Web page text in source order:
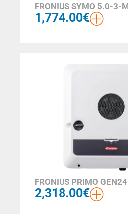
FRONIUS SYMO 5.0-3-M
1,774.00€
FRONIUS PRIMO
2,318.00€